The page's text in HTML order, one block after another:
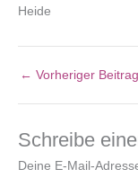
Heide
← Vorheriger Beitrag
Schreibe
Deine E-Mail-